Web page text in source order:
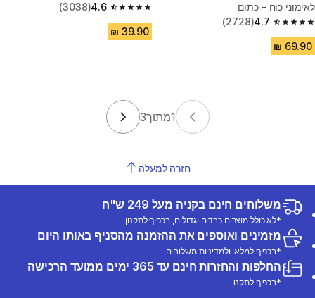
לאימוני כוח - כתום
4.7
4.7 out of 5 stars from 2728 reviews
(2728)
4.6
4.6 out of 5 stars from 3038 reviews
(3038)
1מתוך3
חזרה למעלה
משלוחים חינם בקניה מעל 249 ש"ח
*לא כולל מוצרים כבדים וגדולים, בכפוף לתקנון
מזמינים ואוספים את ההזמנה מהסניף באותו היום
*בכפוף למלאי ולמדיניות משלוחים
החלפות והחזרות חינם עד 365 ימים ממועד הרכישה
*בכפוף לתקנון